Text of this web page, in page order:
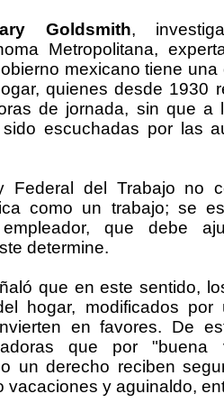
Goldsmith,
Metropolitana,
mexicano tiene
quienes desde 1930
de jornada, sin que a
escuchadas por las
Federal del Trabajo no
como un trabajo; se
que debe
determine.
que en este sentido,
hogar, modificados
en favores. De
que por "buena
un derecho reciben
vacaciones y aguinaldo,